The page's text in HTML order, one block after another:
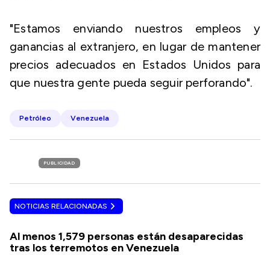
"Estamos enviando nuestros empleos y
ganancias al extranjero, en lugar de mantener
precios adecuados en Estados Unidos para
que nuestra gente pueda seguir perforando".
Petróleo Venezuela
PUBLICIDAD
NOTICIAS RELACIONADAS
Al menos 1,579 personas están desaparecidas
tras los terremotos en Venezuela